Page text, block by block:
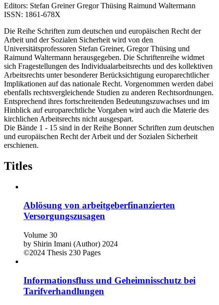
Editors: Stefan Greiner Gregor Thüsing Raimund Waltermann
ISSN: 1861-678X
Die Reihe Schriften zum deutschen und europäischen Recht der
Arbeit und der Sozialen Sicherheit wird von den
Universitätsprofessoren Stefan Greiner, Gregor Thüsing und
Raimund Waltermann herausgegeben. Die Schriftenreihe widmet
sich Fragestellungen des Individualarbeitsrechts und des kollektiven
Arbeitsrechts unter besonderer Berücksichtigung europarechtlicher
Implikationen auf das nationale Recht. Vorgenommen werden dabei
ebenfalls rechtsvergleichende Studien zu anderen Rechtsordnungen.
Entsprechend ihres fortschreitenden Bedeutungszuwachses und im
Hinblick auf europarechtliche Vorgaben wird auch die Materie des
kirchlichen Arbeitsrechts nicht ausgespart.
Die Bände 1 - 15 sind in der Reihe Bonner Schriften zum deutschen
und europäischen Recht der Arbeit und der Sozialen Sicherheit
erschienen.
Titles
Ablösung von arbeitgeberfinanzierten
Versorgungszusagen
Volume 30
by Shirin Imani (Author) 2024
©2024 Thesis 230 Pages
Informationsfluss und Geheimnisschutz bei
Tarifverhandlungen